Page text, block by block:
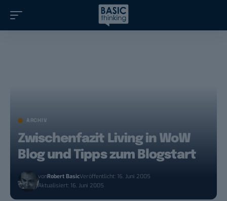
ARCHIV
Zwischenfazit Living in WoW
Blog und Tipps zum Blogstart
vonRobert BasicVeröffentlicht: 16. Juni 2005
Aktualisiert: 16. Juni 2005